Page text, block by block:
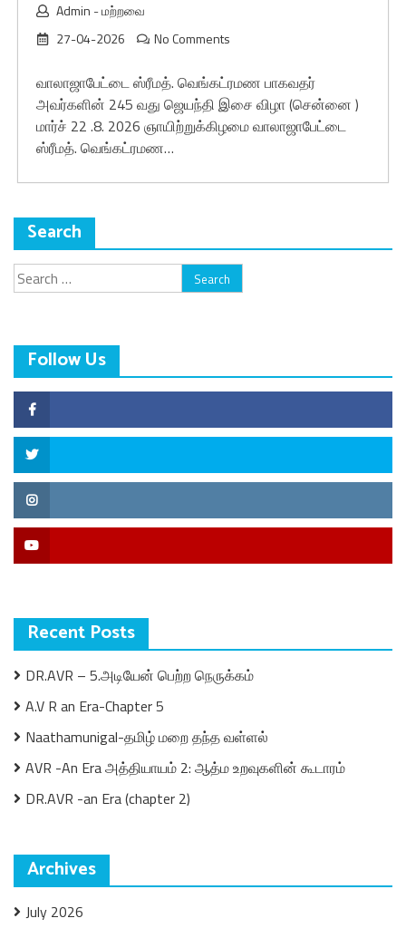
Admin -மற்றவை
27-04-2026
No Comments
வாலாஜாபேட்டை ஸ்ரீமத். வெங்கட்ரமண பாகவதர்
அவர்களின் 245 வது ஜெயந்தி இசை விழா (சென்னை )
மார்ச் 22 .8. 2026 ஞாயிற்றுக்கிழமை வாலாஜாபேட்டை
ஸ்ரீமத். வெங்கட்ரமண…
Search
Search
for:
Follow Us
Recent Posts
DR.AVR – 5.அடியேன் பெற்ற நெருக்கம்
A.V R an Era-Chapter 5
Naathamunigal-தமிழ் மறை தந்த வள்ளல்
AVR -An Era அத்தியாயம் 2: ஆத்ம உறவுகளின் கூடாரம்
DR.AVR -an Era (chapter 2)
Archives
July 2026